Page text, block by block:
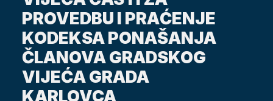
PROVEDBU I PRAĆENJE
KODEKSA PONAŠANJA
ČLANOVA GRADSKOG
VIJEĆA GRADA
KARLOVCA